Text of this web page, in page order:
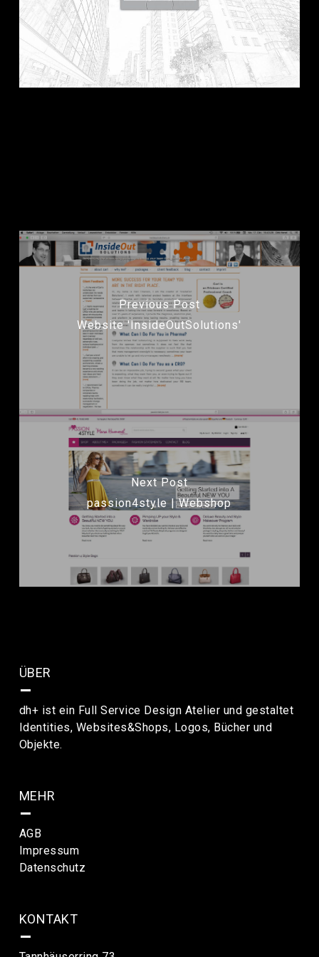
Previous Post
Website 'InsideOutSolutions'
Next Post
passion4style | Webshop
ÜBER
–
dh+ ist ein Full Service Design Atelier und gestaltet
Identities, Websites&Shops, Logos, Bücher und
Objekte.
MEHR
–
AGB
Impressum
Datenschutz
KONTAKT
–